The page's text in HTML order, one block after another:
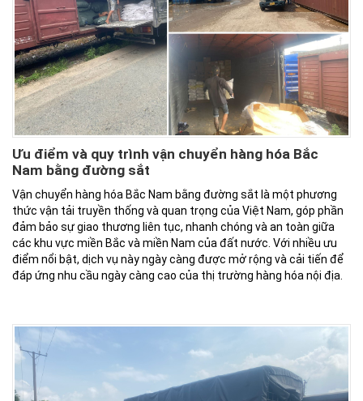
Ưu điểm và quy trình vận chuyển hàng hóa Bắc
Nam bằng đường sắt
Vận chuyển hàng hóa Bắc Nam bằng đường sắt là một phương
thức vận tải truyền thống và quan trọng của Việt Nam, góp phần
đảm bảo sự giao thương liên tục, nhanh chóng và an toàn giữa
các khu vực miền Bắc và miền Nam của đất nước. Với nhiều ưu
điểm nổi bật, dịch vụ này ngày càng được mở rộng và cải tiến để
đáp ứng nhu cầu ngày càng cao của thị trường hàng hóa nội địa.